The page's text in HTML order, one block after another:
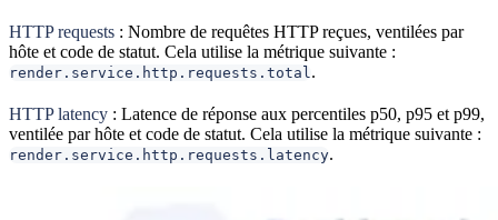
HTTP requests : Nombre de requêtes HTTP reçues, ventilées par
hôte et code de statut. Cela utilise la métrique suivante :
render.service.http.requests.total .
HTTP latency : Latence de réponse aux percentiles p50, p95 et p99,
ventilée par hôte et code de statut. Cela utilise la métrique suivante :
render.service.http.requests.latency.